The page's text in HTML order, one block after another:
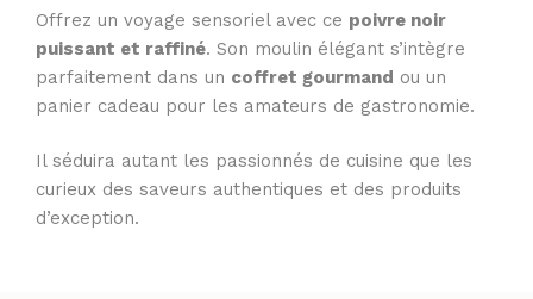
Offrez un voyage sensoriel avec ce poivre noir
puissant et raffiné. Son moulin élégant s’intègre
parfaitement dans un coffret gourmand ou un
panier cadeau pour les amateurs de gastronomie.
Il séduira autant les passionnés de cuisine que les
curieux des saveurs authentiques et des produits
d’exception.